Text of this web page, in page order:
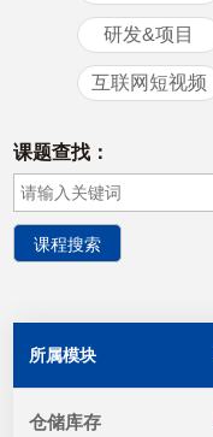
研发&项目
互联网短视频
课题查找：
所属模块
仓储库存